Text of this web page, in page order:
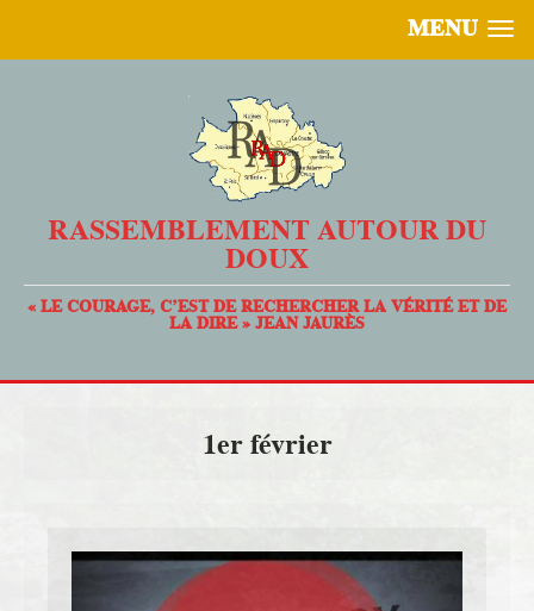
MENU
RASSEMBLEMENT AUTOUR DU
DOUX
« LE COURAGE, C’EST DE RECHERCHER LA VÉRITÉ ET DE
LA DIRE » JEAN JAURÈS
1er février